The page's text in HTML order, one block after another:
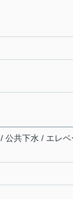
公共下水 / エレベ